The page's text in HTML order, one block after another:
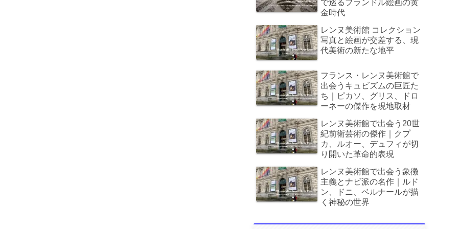
で巡るフランドル絵画の黄
金時代
レンヌ美術館 コレクション
写真と絵画が交差する、現
代美術の新たな地平
フランス・レンヌ美術館で
出会うキュビズムの巨匠た
ち｜ピカソ、グリス、ドロ
ーネーの傑作を現地取材
レンヌ美術館で出会う20世
紀前衛芸術の傑作｜クプ
カ、ルオー、デュフィが切
り開いた革命的表現
レンヌ美術館で出会う象徴
主義とナビ派の名作｜ルド
ン、ドニ、ベルナールが描
く神秘の世界